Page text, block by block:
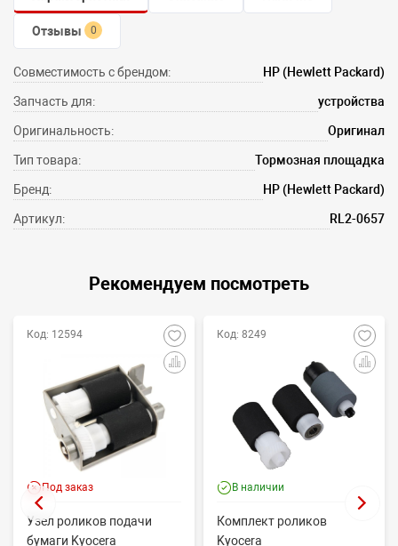
Отзывы 0
Совместимость с брендом: HP (Hewlett Packard)
Запчасть для: устройства
Оригинальность: Оригинал
Тип товара: Тормозная площадка
Бренд: HP (Hewlett Packard)
Артикул: RL2-0657
Рекомендуем посмотреть
Код: 12594
Под заказ
Узел роликов подачи
бумаги Kyocera
Код: 8249
В наличии
Комплект роликов
Kyocera